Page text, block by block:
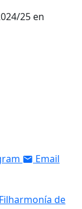
25 en
Email
de